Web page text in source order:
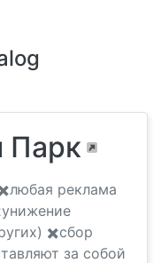
реклама
✖️сбор
за собой